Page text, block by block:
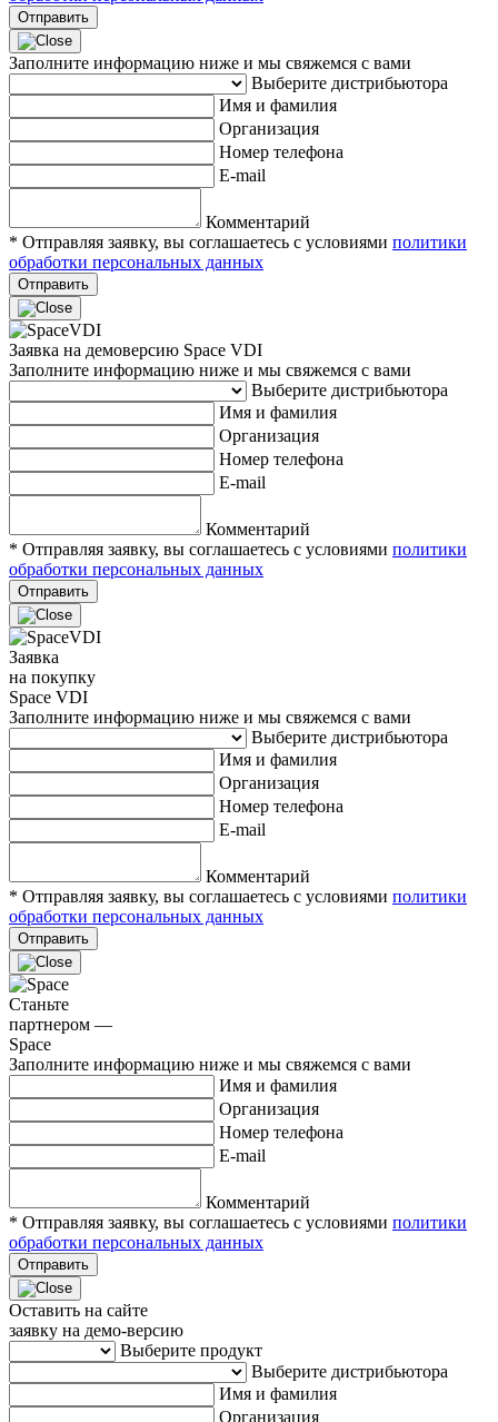
Отправить
Заполните информацию ниже и мы свяжемся с вами
Выберите дистрибьютора
Имя и фамилия
Организация
Номер телефона
E-mail
Комментарий
* Отправляя заявку, вы соглашаетесь с условиями политики
обработки персональных данных
Отправить
Заявка на демоверсию Space VDI
Заполните информацию ниже и мы свяжемся с вами
Выберите дистрибьютора
Имя и фамилия
Организация
Номер телефона
E-mail
Комментарий
* Отправляя заявку, вы соглашаетесь с условиями политики
обработки персональных данных
Отправить
Заявка
на покупку
Space VDI
Заполните информацию ниже и мы свяжемся с вами
Выберите дистрибьютора
Имя и фамилия
Организация
Номер телефона
E-mail
Комментарий
* Отправляя заявку, вы соглашаетесь с условиями политики
обработки персональных данных
Отправить
Станьте
партнером —
Space
Заполните информацию ниже и мы свяжемся с вами
Имя и фамилия
Организация
Номер телефона
E-mail
Комментарий
* Отправляя заявку, вы соглашаетесь с условиями политики
обработки персональных данных
Отправить
Оставить на сайте
заявку на демо-версию
Выберите продукт
Выберите дистрибьютора
Имя и фамилия
Организация